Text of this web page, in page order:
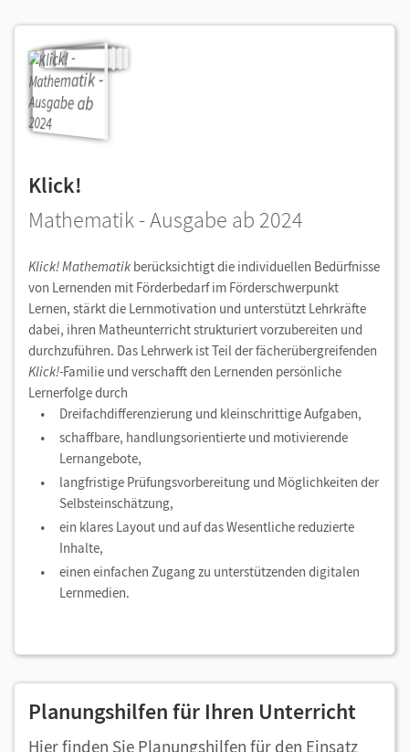
Klick!
Mathematik - Ausgabe ab 2024
Klick! Mathematik berücksichtigt die individuellen Bedürfnisse
von Lernenden mit Förderbedarf im Förderschwerpunkt
Lernen, stärkt die Lernmotivation und unterstützt Lehrkräfte
dabei, ihren Matheunterricht strukturiert vorzubereiten und
durchzuführen. Das Lehrwerk ist Teil der fächerübergreifenden
Klick!-Familie und verschafft den Lernenden persönliche
Lernerfolge durch
Dreifachdifferenzierung und kleinschrittige Aufgaben,
schaffbare, handlungsorientierte und motivierende
Lernangebote,
langfristige Prüfungsvorbereitung und Möglichkeiten der
Selbsteinschätzung,
ein klares Layout und auf das Wesentliche reduzierte
Inhalte,
einen einfachen Zugang zu unterstützenden digitalen
Lernmedien.
Planungshilfen für Ihren Unterricht
Hier finden Sie Planungshilfen für den Einsatz